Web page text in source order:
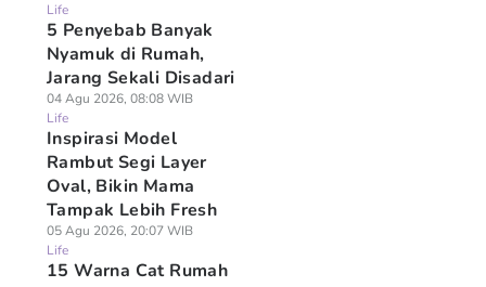
Life
5 Penyebab Banyak
Nyamuk di Rumah,
Jarang Sekali Disadari
04 Agu 2026, 08:08 WIB
Life
Inspirasi Model
Rambut Segi Layer
Oval, Bikin Mama
Tampak Lebih Fresh
05 Agu 2026, 20:07 WIB
Life
15 Warna Cat Rumah